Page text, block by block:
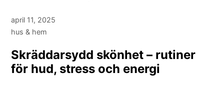
april 11, 2025
hus & hem
Skräddarsydd skönhet – rutiner
för hud, stress och energi